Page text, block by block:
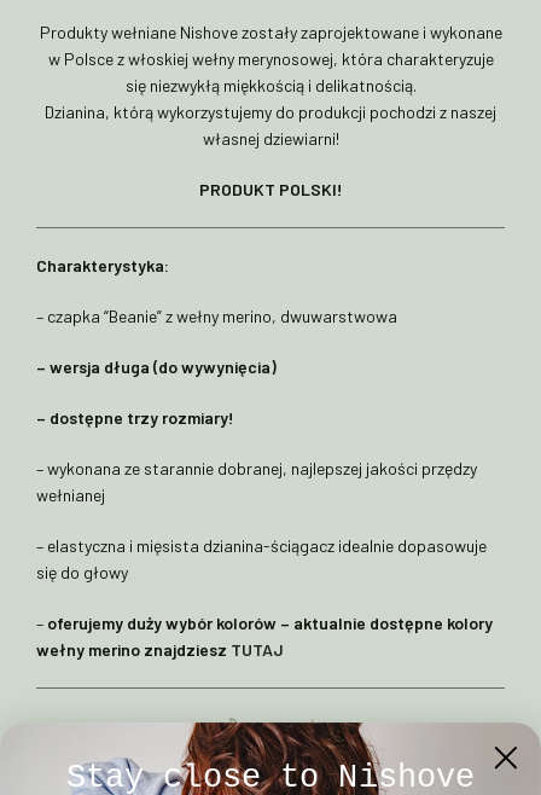
Produkty wełniane Nishove zostały zaprojektowane i wykonane
w Polsce z włoskiej wełny merynosowej, która charakteryzuje
się niezwykłą miękkością i delikatnością.
Dzianina, którą wykorzystujemy do produkcji pochodzi z naszej
własnej dziewiarni!
PRODUKT POLSKI!
Charakterystyka:
– czapka “Beanie” z wełny merino, dwuwarstwowa
– wersja długa (do wywynięcia)
– dostępne trzy rozmiary!
– wykonana ze starannie dobranej, najlepszej jakości przędzy
wełnianej
– elastyczna i mięsista dzianina-ściągacz idealnie dopasowuje
się do głowy
– oferujemy duży wybór kolorów – aktualnie dostępne kolory
wełny merino znajdziesz TUTAJ
Rozmiary czapek
mierzone na płasko (tolerancja +/- 1cm)
Stay close to Nishove